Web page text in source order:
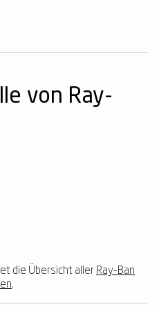
von Ray-
die Übersicht aller Ray-Ban
.